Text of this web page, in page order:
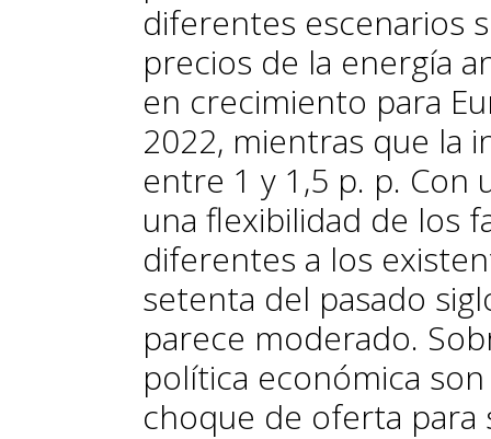
diferentes escenarios
precios de la energía
en crecimiento para
2022, mientras que la
entre 1 y 1,5 p. p. Con
una flexibilidad de los
diferentes a los
setenta del pasado
parece moderado.
política económica
choque de oferta para